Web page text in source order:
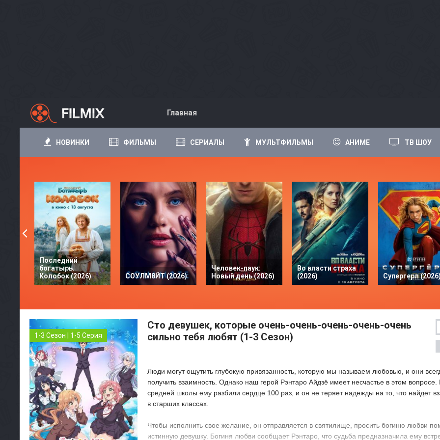
Главная
НОВИНКИ ФИЛЬМЫ СЕРИАЛЫ МУЛЬТФИЛЬМЫ АНИМЕ ТВ ШОУ
Последний
богатырь.
Колобок (2026)
СОУЛМ8ЙТ (2026)
Человек-паук:
Новый день (2026)
Во власти страха
(2026)
Супергерл
1-3 Сезон | 1-5 Серия
Сто девушек, которые очень-очень-очень-очень-очень
сильно тебя любят (1-3 Сезон)
Люди могут ощутить глубокую привязанность, которую мы называем любовью, и они
получить взаимность. Однако наш герой Рэнтаро Айдзё имеет несчастье в этом вопросе.
средней школы ему разбили сердце 100 раз, и он не теряет надежды на то, что найдет
в старших классах.
Чтобы исполнить свое желание, он отправляется в святилище, просить богиню любви
истинную девушку. Богиня любви сообщает Рэнтаро, что судьба предназначила ему